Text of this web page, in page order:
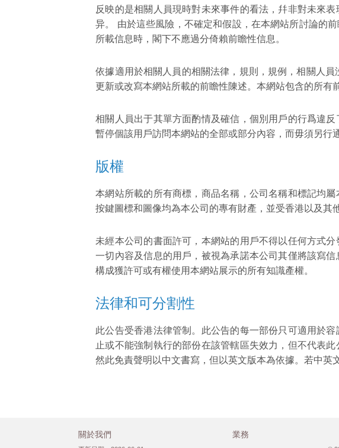
反映的是相關人員現時對未來事件的看法，幷非對未來
异。 由於這些風險，不確定和假設，在本網站所討論的
所載信息時，閣下不應過分倚賴前瞻性信息。
依據適用於相關人員的相關法律，規則，規例，相關人
更新或改寫本網站所載的前瞻性陳述。本網站包含的所有
相關人員出于其單方面酌情及確信，個別用戶的行爲違
暫停個該用戶訪問本網站的全部或部分內容，而毋須另行
版權
本網站所載的所有商標，商品名稱，公司名稱和標記均
按鍵圖標和圖像均為本公司的專有財產，並受香港以及其
未經本公司的書面許可，本網站的用戶不得以任何方式
一切內容及信息的用戶，被視為承諾本公司其僅將該寫
構成獲許可或有權使用本網站展示的所有知識產權。
法律和可分割性
此公告受香港法律管制。此公告的每一部份只可適用於
止或不能強制執行的部份在該管轄區失效力，但不代表
然此免責聲明以中文書寫，但以英文版本為依據。若中英
關於我們 業務